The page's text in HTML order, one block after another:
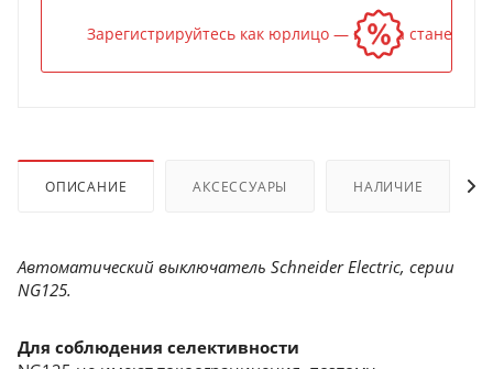
Зарегистрируйтесь как юрлицо — и цена станет
ОПИСАНИЕ АКСЕССУАРЫ НАЛИЧИЕ
Автоматический выключатель Schneider Electric, серии
NG125.
Для соблюдения селективности